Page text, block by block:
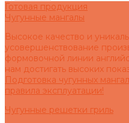
Готовая продукция
Чугунные мангалы
Высокое качество и
усовершенствование
формовочной линии
нам достигать высоких
Подготовка чугунных
правила эксплуатации!
Чугунные решетки гриль